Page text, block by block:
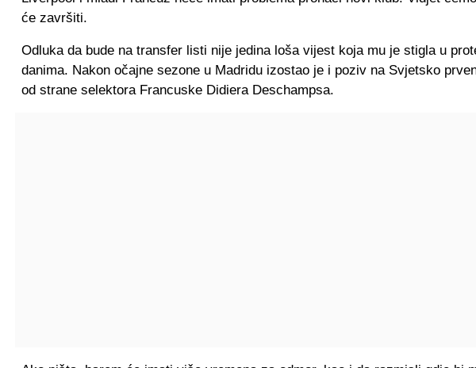
će završiti.
Odluka da bude na transfer listi nije jedina loša vijest koja mu je stigla u
danima. Nakon očajne sezone u Madridu izostao je i poziv na Svjetsko
od strane selektora Francuske Didiera Deschampsa.